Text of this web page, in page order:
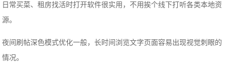
日常买菜、租房找活时打开软件很实用，不用挨个线下打听各类本地资
源。
夜间刷帖深色模式优化一般，长时间浏览文字页面容易出现视觉刺眼的
情况。